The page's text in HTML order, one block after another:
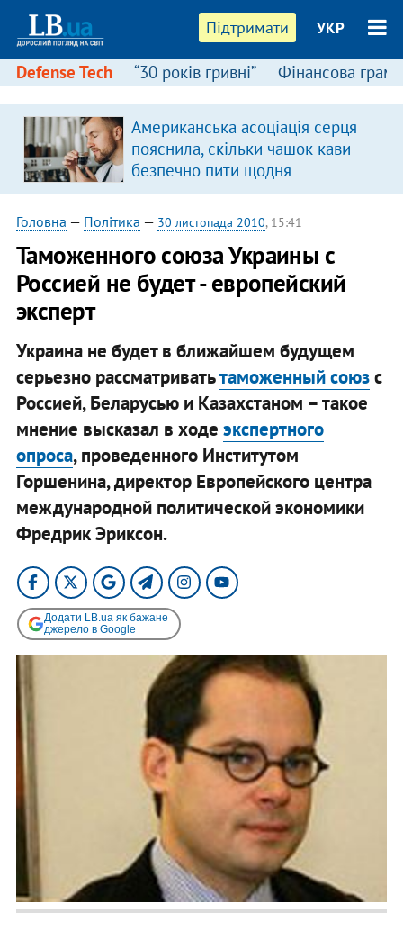
Підтримати УКР
Defense Tech “30 років гривні” Фінансова
Американська асоціація серця
пояснила, скільки чашок кави
безпечно пити щодня
Головна — Політика — 30 листопада 2010, 15:41
Таможенного союза Украины с
Россией не будет - европейский
эксперт
Украина не будет в ближайшем будущем
серьезно рассматриватьтаможенный союзс
Россией, Беларусью и Казахстаном – такое
мнение высказал в ходе экспертного
опроса, проведенного Институтом
Горшенина, директор Европейского центра
международной политической экономики
Фредрик Эриксон. ​
Додати LB.ua як бажане
джерело в Google